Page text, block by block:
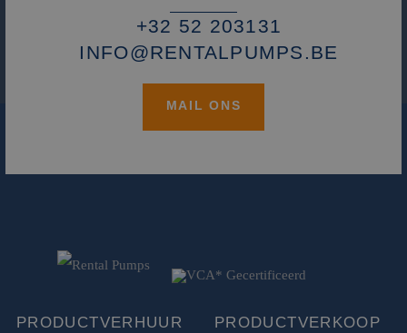
+32 52 203131
INFO@RENTALPUMPS.BE
MAIL ONS
PRODUCTVERHUUR PRODUCTVERKOOP